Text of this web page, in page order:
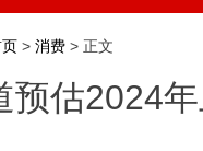
> 消费 > 正文
预估2024